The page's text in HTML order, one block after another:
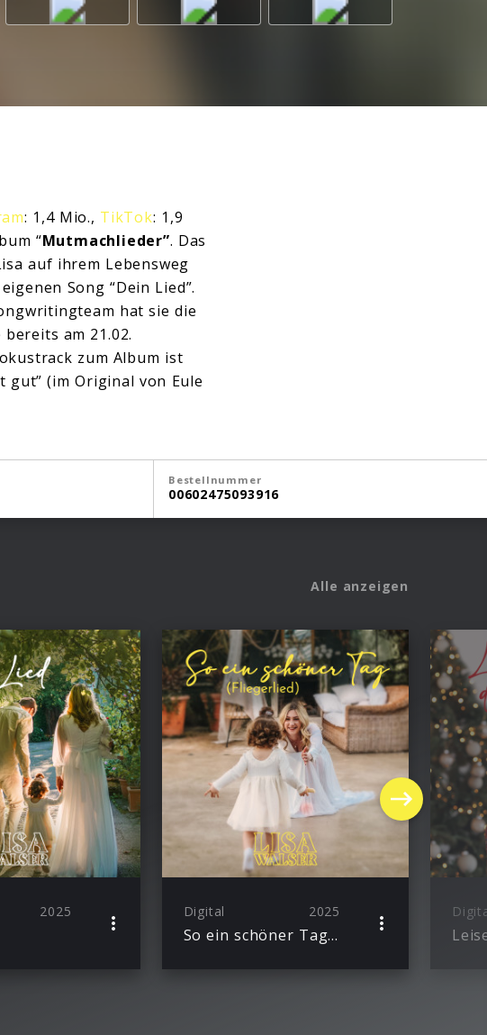
: 1,4 Mio., TikTok: 1,9
“Mutmachlieder”. Das
auf ihrem Lebensweg
Song “Dein Lied”.
hat sie die
am 21.02.
zum Album ist
gut” (im Original von Eule
Bestellnummer
00602475093916
Alle anzeigen
2025 Digital 2025
So ein schöner Tag (Fliegerlied)